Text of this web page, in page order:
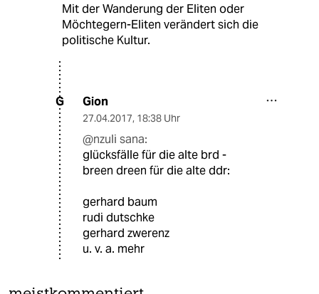
Mit der Wanderung der Eliten oder
Möchtegern-Eliten verändert sich die
politische Kultur.
G Gion
27.04.2017, 18:38 Uhr
@nzuli sana:
glücksfälle für die alte brd -
breen dreen für die alte ddr:
gerhard baum
rudi dutschke
gerhard zwerenz
u. v. a. mehr